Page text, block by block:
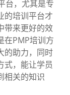
，尤其是专
的培训平台才
带来更好的效
在PMP培训方
的助力，同时
式，能让学员
相关的知识